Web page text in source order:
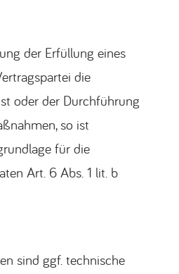
der Erfüllung eines
die
oder der Durchführung
so ist
für die
Art. 6 Abs. 1 lit. b
sind ggf. technische